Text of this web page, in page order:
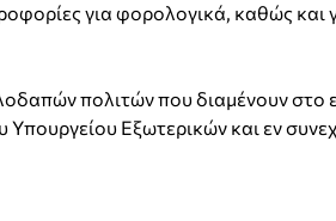
για φορολογικά, καθώς και
πολιτών που διαμένουν στο
Εξωτερικών και εν